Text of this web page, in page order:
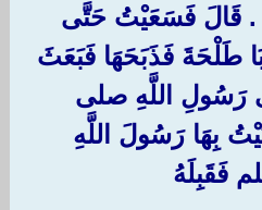
‏.‏ قَالَ فَسَعَيْتُ حَتَّى
طَلْحَةَ فَذَبَحَهَا فَبَعَثَ
رَسُولِ اللَّهِ صلى
بِهَا رَسُولَ اللَّهِ
فَقَبِلَهُ